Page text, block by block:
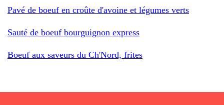
Pavé de boeuf en croûte d'avoine et légumes verts
Sauté de boeuf bourguignon express
Boeuf aux saveurs du Ch'Nord, frites